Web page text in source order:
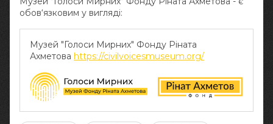
обов‘язковим у вигляді:
Музей "Голоси Мирних" Фонду Ріната
Ахметова https://civilvoicesmuseum.org/